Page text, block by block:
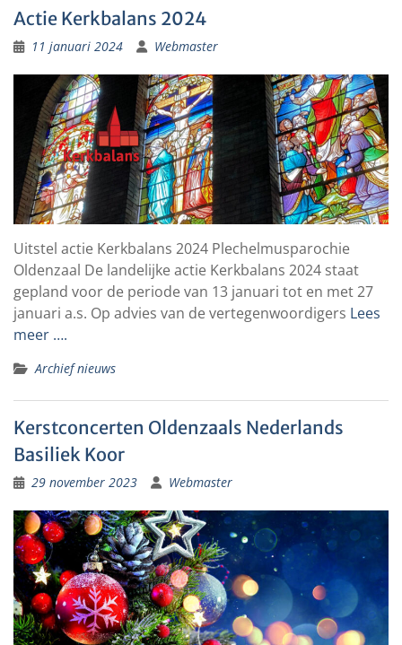
Actie Kerkbalans 2024
11 januari 2024 Webmaster
Uitstel actie Kerkbalans 2024 Plechelmusparochie
Oldenzaal De landelijke actie Kerkbalans 2024 staat
gepland voor de periode van 13 januari tot en met 27
januari a.s. Op advies van de vertegenwoordigers Lees
meer ….
Archief nieuws
Kerstconcerten Oldenzaals Nederlands
Basiliek Koor
29 november 2023 Webmaster